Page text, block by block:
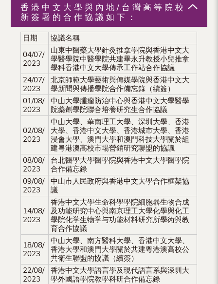
（內
區）
香港中文大學與內地/台灣高等院校
新簽署的合作協議如下：
日期
協議名稱
04/07/
2023
山東中醫藥大學針灸推拿學院與香港中文大
學醫學院中醫學院共建畢永升教授小兒推拿
學科香港中文大學傳承工作站合作協議
24/07/
2023
北京師範大學藝術與傳媒學院與香港中文大
學新聞與傳播學院合作備忘錄（續簽）
01/08/
2023
中山大學腫瘤防治中心與香港中文大學醫學
院藥劑學院聯合培養研究生合作協議
02/08/
2023
中山大學、華南理工大學、深圳大學、香港
大學、香港中文大學、香港城市大學、香港
浸會大學、澳門大學和澳門科技大學關於組
建粵港澳高校市場營銷研究聯盟的協議
08/08/
2023
台北醫學大學醫學院與香港中文大學醫學院
合作備忘錄
09/08/
2023
中山市人民政府與香港中文大學合作框架協
議
14/08/
2023
香港中文大學生命科學學院細胞器生物合成
及功能研究中心與南京理工大學化學與化工
學院化学生物学与功能材料研究所學術與教
育合作協議
18/08/
2023
中山大學、南方醫科大學、香港中文大學、
香港大學和澳門大學關於共建粵港澳高校公
共衛生聯盟的協議（續簽）
22/08/
2023
香港中文大學語言學及現代語言系與深圳大
學外國語學院教學科研合作備忘錄